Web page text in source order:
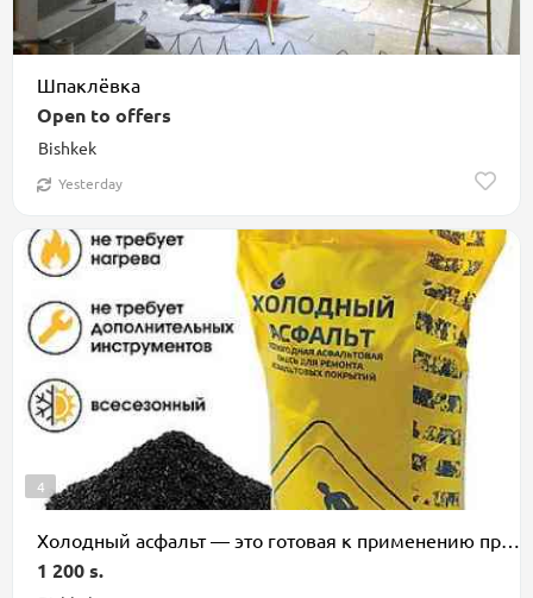
Шпаклёвка
Bishkek
Open to offers
Yesterday
4
1 200 s.